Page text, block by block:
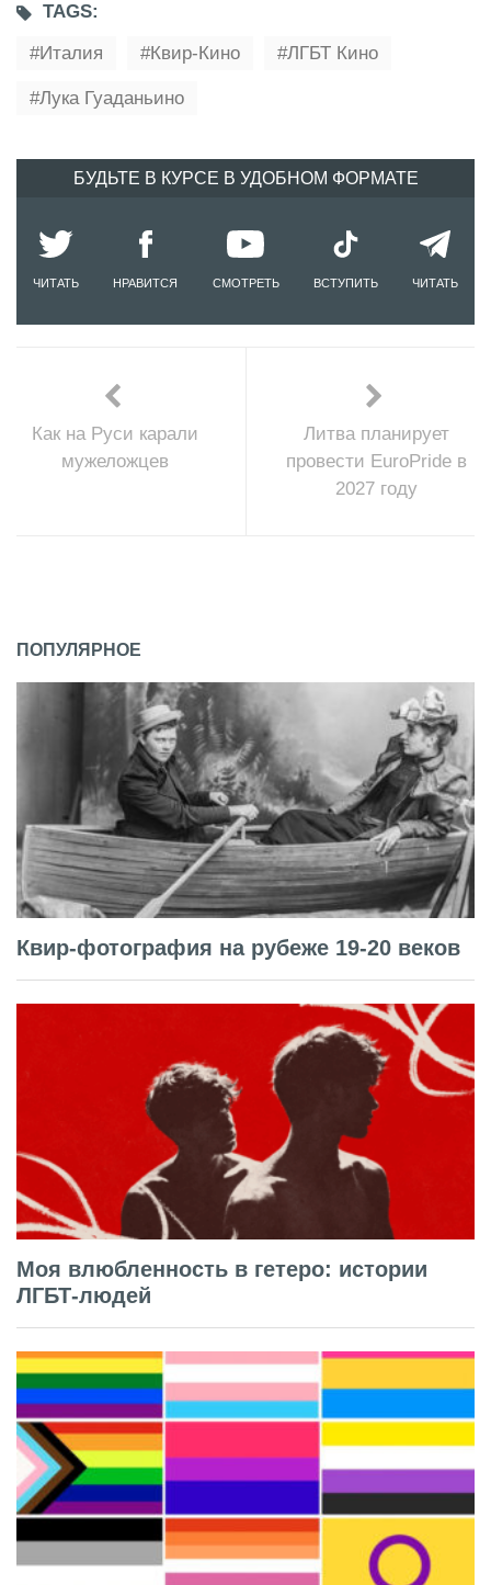
TAGS:
Италия
Квир-Кино ЛГБТ Кино
Лука Гуаданьино
БУДЬТЕ В КУРСЕ В УДОБНОМ ФОРМАТЕ
ЧИТАТЬ НРАВИТСЯ СМОТРЕТЬ ВСТУПИТЬ ЧИТАТЬ
Как на Руси карали
мужеложцев
Литва планирует
провести EuroPride в
2027 году
ПОПУЛЯРНОЕ
Квир-фотография на рубеже 19-20 веков
Моя влюбленность в гетеро: истории
ЛГБТ-людей